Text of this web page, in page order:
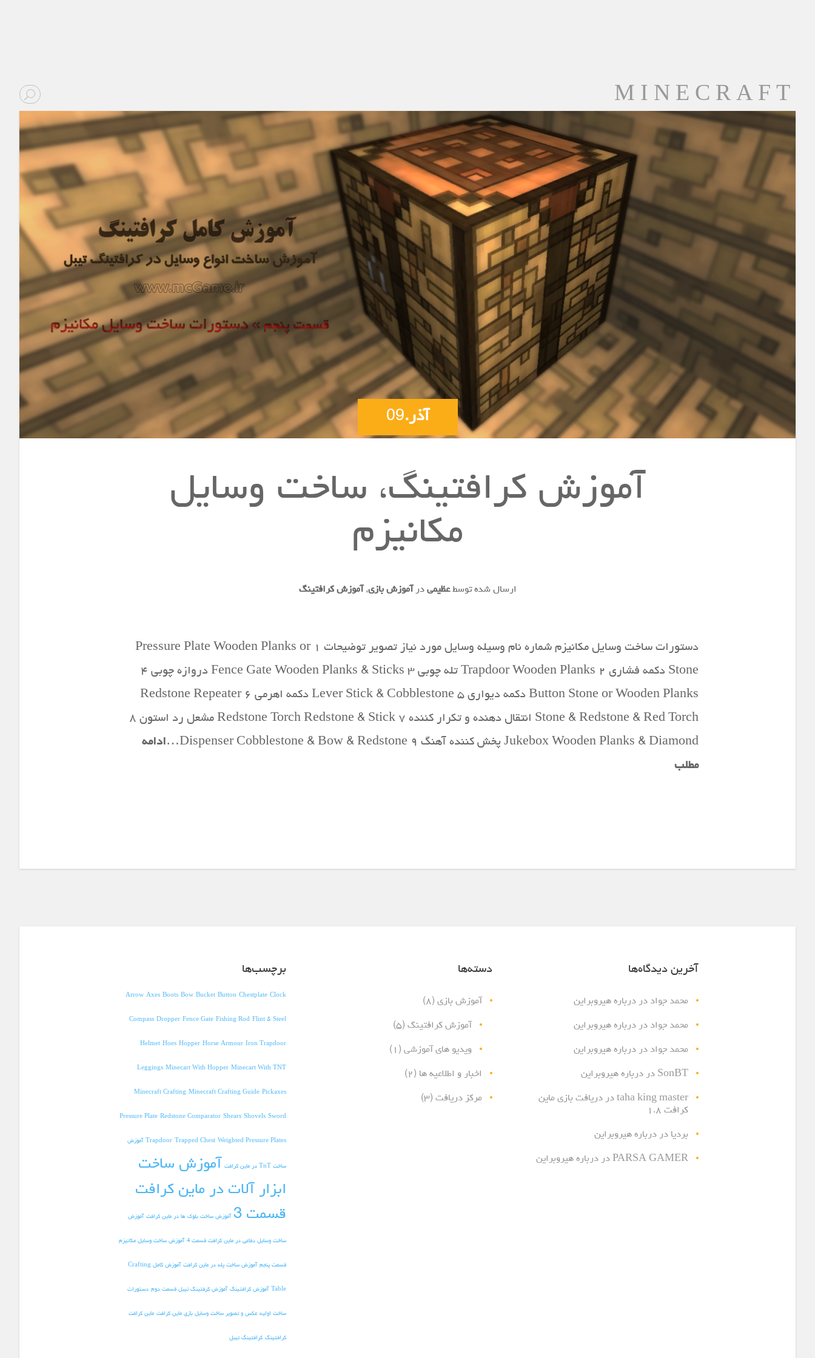
MINECRAFT
آذر.09
آموزش کرافتینگ، ساخت وسایل
مکانیزم
ارسال شده توسطعظیمی درآموزش بازی,آموزش کرافتینگ
دستورات ساخت وسایل مکانیزم شماره نام وسیله وسایل مورد نیاز تصویر توضیحات ۱ Pressure Plate Wooden Planks or
Stone دکمه فشاری ۲ Trapdoor Wooden Planks تله چوبی ۳ Fence Gate Wooden Planks & Sticks دروازه چوبی ۴
Button Stone or Wooden Planks دکمه دیواری ۵ Lever Stick & Cobblestone دکمه اهرمی ۶ Redstone Repeater
Stone & Redstone & Red Torch انتقال دهنده و تکرار کننده ۷ Redstone Torch Redstone & Stick مشعل رد استون ۸
Jukebox Wooden Planks & Diamond پخش کننده آهنگ ۹ Dispenser Cobblestone & Bow & Redstone…
ادامه
مطلب
برچسب‌ها
Arrow Axes Boots Bow Bucket Button Chestplate Clock
Compass Dropper Fence Gate Fishing Rod Flint & Steel
Helmet Hoes Hopper Horse Armour Iron Trapdoor
Leggings Minecart With Hopper Minecart With TNT
Minecraft Crafting Minecraft Crafting Guide Pickaxes
Pressure Plate Redstone Comparator Shears Shovels Sword
Trapdoor Trapped Chest Weighted Pressure Plates آموزش
ساخت TnT در ماین کرافت
آموزش ساخت
ابزار آلات در ماین کرافت
قسمت 3
آموزش ساخت بلوک ها در ماین کرافت آموزش
ساخت وسایل دفاعی در ماین کرافت قسمت 4 آموزش ساخت وسایل مکانیزم
قسمت پنجم آموزش ساخت پله در ماین کرافت آموزش کامل Crafting
Table آموزش کرافتینگ آموزش کرفتینگ تیبل قسمت دوم دستورات
ساخت اولیه عکس و تصویر ساخت وسایل بازی ماین کرافت ماین کرافت
کرافتینگ کرافتینگ تیبل
دسته‌ها
آموزش بازی (۸)
آموزش کرافتینگ (۵)
ویدیو های آموزشی (۱)
اخبار و اطلاعیه ها (۲)
مرکز دریافت (۳)
آخرین دیدگاه‌ها
محمد جواد در درباره هیروبراین
محمد جواد در درباره هیروبراین
محمد جواد در درباره هیروبراین
SonBT در درباره هیروبراین
taha king master در دریافت بازی ماین
کرافت ۱.۸
بردیا در درباره هیروبراین
PARSA GAMER در درباره هیروبراین